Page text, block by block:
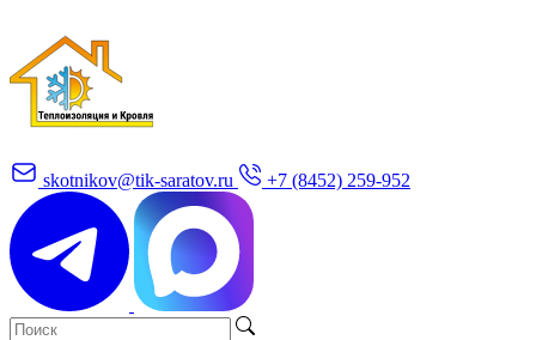
skotnikov@tik-saratov.ru +7 (8452) 259-952